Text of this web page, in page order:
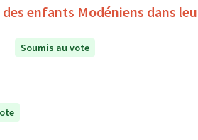
enfants Modéniens dans
Soumis au vote